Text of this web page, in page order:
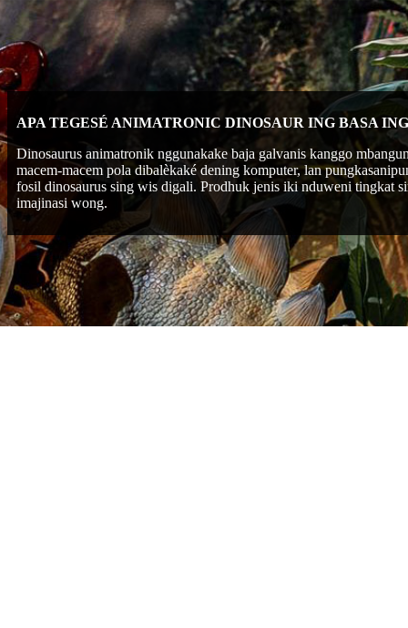
APA TEGESÉ ANIMATRONIC DINOSAUR ING BASA
Dinosaurus animatronik nggunakake baja galvanis kanggo
macem-macem pola dibalèkaké dening komputer, lan
fosil dinosaurus sing wis digali. Prodhuk jenis iki nduweni tingkat
imajinasi wong.